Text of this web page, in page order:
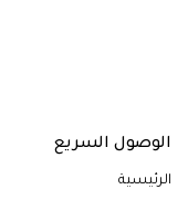
الوصول السريع
الرئيسية